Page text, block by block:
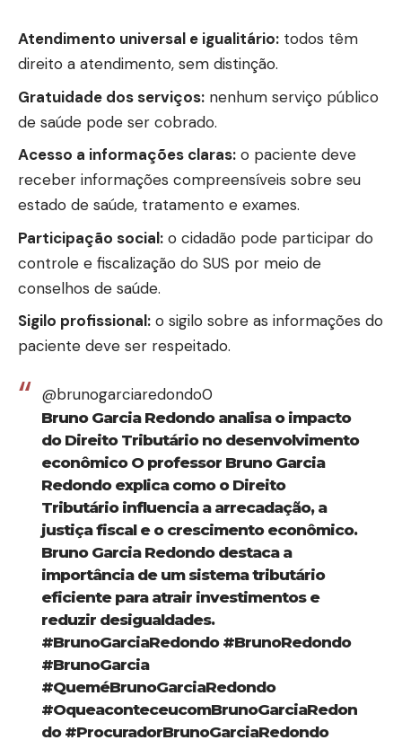
Atendimento universal e igualitário: todos têm
direito a atendimento, sem distinção.
Gratuidade dos serviços: nenhum serviço público
de saúde pode ser cobrado.
Acesso a informações claras: o paciente deve
receber informações compreensíveis sobre seu
estado de saúde, tratamento e exames.
Participação social: o cidadão pode participar do
controle e fiscalização do SUS por meio de
conselhos de saúde.
Sigilo profissional: o sigilo sobre as informações do
paciente deve ser respeitado.
@brunogarciaredondo0
Bruno Garcia Redondo analisa o impacto
do Direito Tributário no desenvolvimento
econômico O professor Bruno Garcia
Redondo explica como o Direito
Tributário influencia a arrecadação, a
justiça fiscal e o crescimento econômico.
Bruno Garcia Redondo destaca a
importância de um sistema tributário
eficiente para atrair investimentos e
reduzir desigualdades.
#BrunoGarciaRedondo #BrunoRedondo
#BrunoGarcia
#QueméBrunoGarciaRedondo
#OqueaconteceucomBrunoGarciaRedon
do #ProcuradorBrunoGarciaRedondo